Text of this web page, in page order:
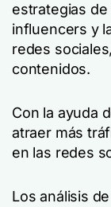
estrategias
influencers y
redes
contenidos.
Con la ayuda
atraer más
en las redes
Los análisis